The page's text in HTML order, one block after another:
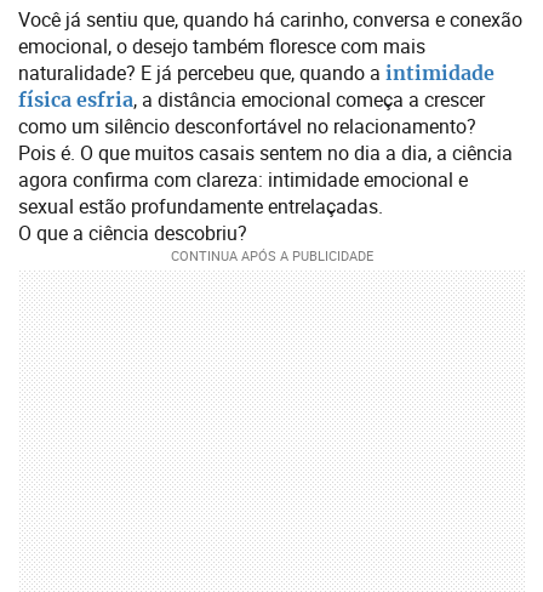
Você já sentiu que, quando há carinho, conversa e conexão
emocional, o desejo também floresce com mais
naturalidade? E já percebeu que, quando a intimidade
física esfria, a distância emocional começa a crescer
como um silêncio desconfortável no relacionamento?
Pois é. O que muitos casais sentem no dia a dia, a ciência
agora confirma com clareza: intimidade emocional e
sexual estão profundamente entrelaçadas.
O que a ciência descobriu?